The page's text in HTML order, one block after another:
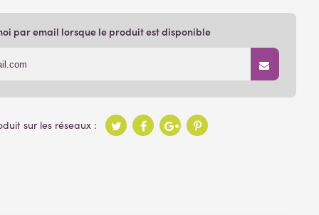
par email lorsque le produit est disponible